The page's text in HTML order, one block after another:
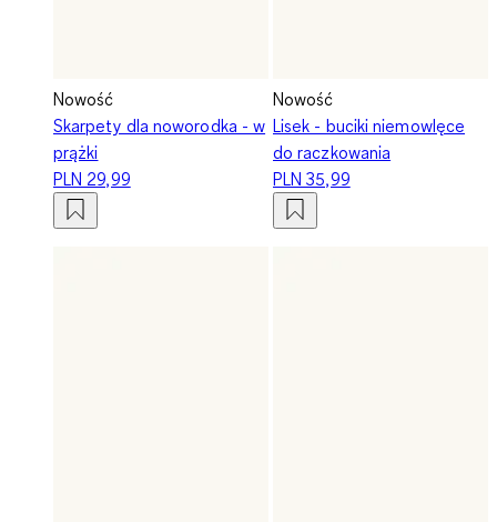
Nowość
Skarpety dla noworodka - w
prążki
PLN 29,99
Nowość
Lisek - buciki niemowlęce
do raczkowania
PLN 35,99